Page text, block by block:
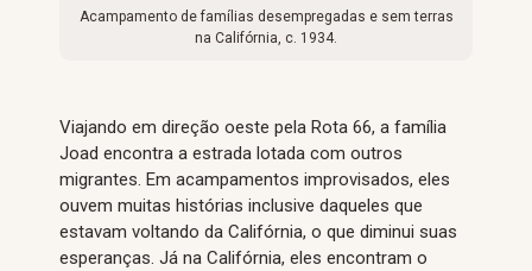
Acampamento de famílias desempregadas e sem terras
na Califórnia, c. 1934.
Viajando em direção oeste pela Rota 66, a família
Joad encontra a estrada lotada com outros
migrantes. Em acampamentos improvisados, eles
ouvem muitas histórias inclusive daqueles que
estavam voltando da Califórnia, o que diminui suas
esperanças. Já na Califórnia, eles encontram o